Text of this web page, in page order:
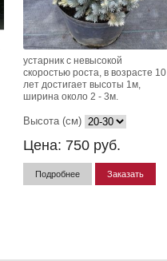
устарник с невысокой
скоростью роста, в возрасте 10
лет достигает высоты 1м,
ширина около 2 - 3м.
Высота (см)
Цена: 750 руб.
Подробнее Заказать